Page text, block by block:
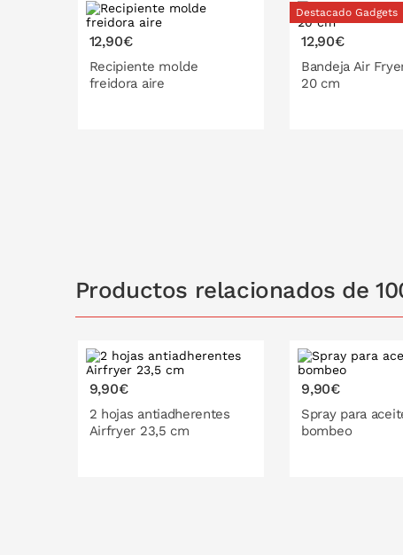
12,90€
Recipiente molde
freidora aire
Destacado Gadgets
12,90€
Bandeja Air
20 cm
Productos relacionados de
9,90€
2 hojas antiadherentes
Airfryer 23,5 cm
9,90€
Spray para
bombeo